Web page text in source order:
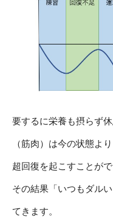
要するに栄養も摂らず
（筋肉）は今の状態よ
超回復を起こすことがで
その結果「いつもダル
てきます。